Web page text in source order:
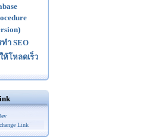
ำ SEO
ห้โหลดเร็ว
Link